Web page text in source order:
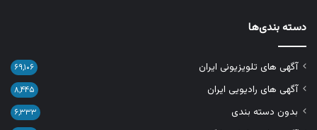
دسته بندی‌ها
آگهی های تلویزیونی ایران ۶۹,۱۰۶
آگهی های رادیویی ایران ۸,۴۴۵
بدون دسته بندی ۶,۳۳۳